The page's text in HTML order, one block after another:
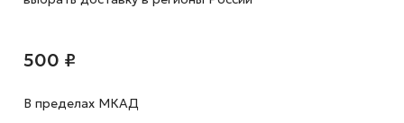
500 ₽
В пределах МКАД